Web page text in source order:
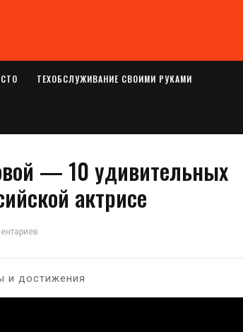
ТЕХОБСЛУЖИВАНИЕ СВОИМИ РУКАМИ
— 10 удивительных
актрисе